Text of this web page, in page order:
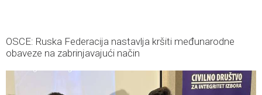
OSCE: Ruska Federacija nastavlja kršiti međunarodne
obaveze na zabrinjavajući način